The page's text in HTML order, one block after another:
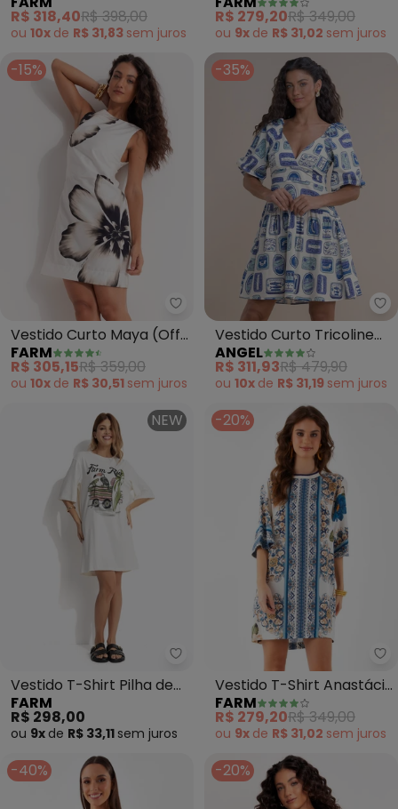
Bela Chita (Azul)
R$ 318,40R$ 398,00
ou 10x de R$ 31,83 sem juros
dos Veadeiros (Bege)
R$ 279,20R$ 349,00
ou 9x de R$ 31,02 sem juros
-15%
Farm - Vestido Curto Maya
Vestido Curto Maya (Off
White)
FARM
R$ 305,15R$ 359,00
ou 10x de R$ 30,51 sem juros
-35%
Vestido Curto Tricoline
Estampada (Azul)
ANGEL
R$ 311,93R$ 479,90
ou 10x de R$ 31,19 sem juros
NEW
Farm - Vestido T-Shirt Pilha de
Vestido T-Shirt Pilha de
Pranchas (Bege)
FARM
R$ 298,00
ou 9x de R$ 33,11 sem juros
-20%
Vestido T-Shirt Anastácia
(Azul)
FARM
R$ 279,20R$ 349,00
ou 9x de R$ 31,02 sem juros
-40% -20%